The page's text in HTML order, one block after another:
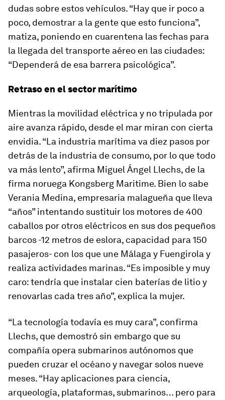
dudas sobre estos vehículos. “Hay que ir poco a
poco, demostrar a la gente que esto funciona”,
matiza, poniendo en cuarentena las fechas para
la llegada del transporte aéreo en las ciudades:
“Dependerá de esa barrera psicológica”.
Retraso en el sector marítimo
Mientras la movilidad eléctrica y no tripulada por
aire avanza rápido, desde el mar miran con cierta
envidia. “La industria marítima va diez pasos por
detrás de la industria de consumo, por lo que todo
va más lento”, afirma Miguel Ángel Llechs, de la
firma noruega Kongsberg Maritime. Bien lo sabe
Verania Medina, empresaria malagueña que lleva
“años” intentando sustituir los motores de 400
caballos por otros eléctricos en sus dos pequeños
barcos -12 metros de eslora, capacidad para 150
pasajeros- con los que une Málaga y Fuengirola y
realiza actividades marinas. “Es imposible y muy
caro: tendría que instalar cien baterías de litio y
renovarlas cada tres año”, explica la mujer.
“La tecnología todavía es muy cara”, confirma
Llechs, que demostró sin embargo que su
compañía opera submarinos autónomos que
pueden cruzar el océano y navegar solos nueve
meses. “Hay aplicaciones para ciencia,
arqueología, plataformas, submarinos… pero para